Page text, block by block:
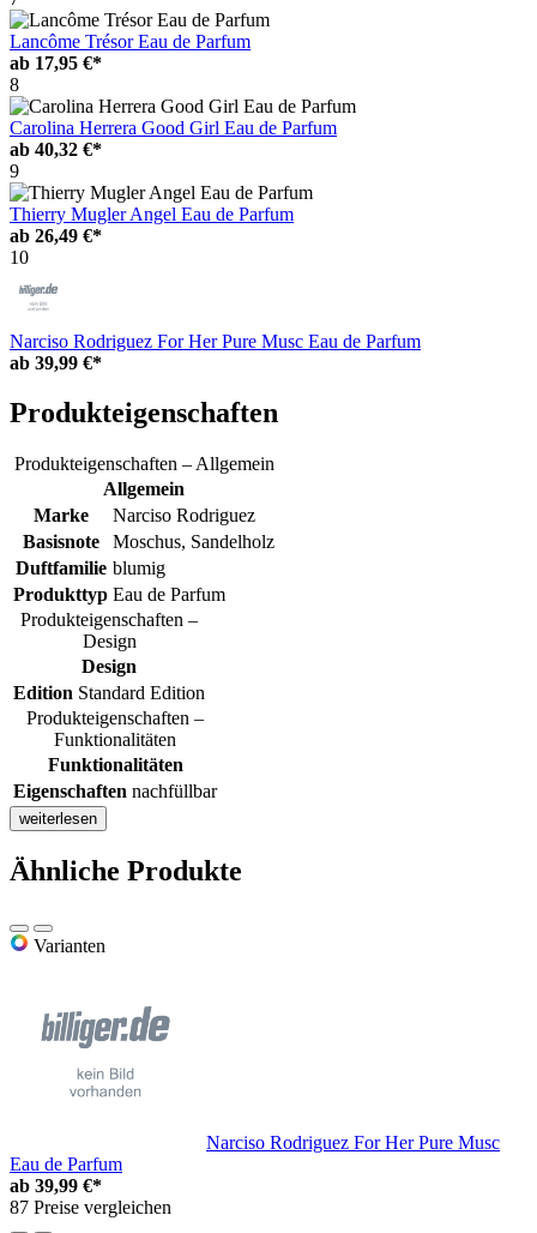
Lancôme Trésor Eau de Parfum
ab 17,95 €*
8
Carolina Herrera Good Girl Eau de Parfum
ab 40,32 €*
9
Thierry Mugler Angel Eau de Parfum
ab 26,49 €*
10
Narciso Rodriguez For Her Pure Musc Eau de Parfum
ab 39,99 €*
Produkteigenschaften
Produkteigenschaften – Allgemein
Allgemein
Marke
Narciso Rodriguez
Basisnote
Moschus, Sandelholz
Duftfamilie blumig
Produkttyp Eau de Parfum
Produkteigenschaften –
Design
Design
Edition Standard Edition
Produkteigenschaften –
Funktionalitäten
Funktionalitäten
Eigenschaften nachfüllbar
weiterlesen
Ähnliche Produkte
Varianten
Narciso Rodriguez For Her Pure Musc
Eau de Parfum
ab 39,99 €*
87 Preise vergleichen